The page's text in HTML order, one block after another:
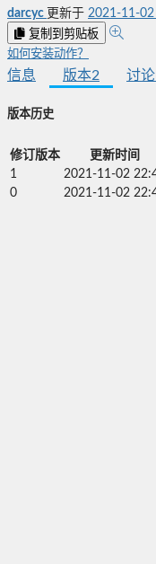
darcyc 更新于 2021-11-
复制到剪贴板
如何安装动作？
信息 版本2 讨论
版本历史
修订版本 更新时间
1
2021-11-02
0
2021-11-02